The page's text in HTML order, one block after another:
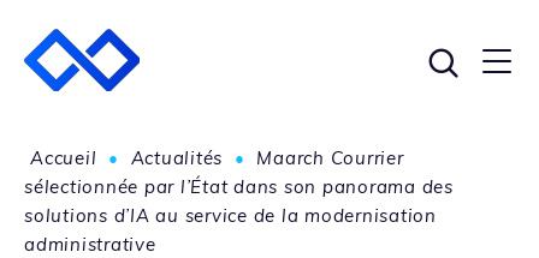
Accueil • Actualités •
Maarch Courrier
sélectionnée par l’État dans son panorama des
solutions d’IA au service de la modernisation
administrative